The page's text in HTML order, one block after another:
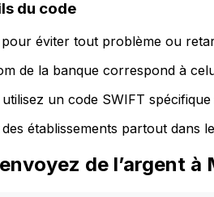
du code
éviter tout problème ou
de la banque correspond à
un code SWIFT
établissements partout dans
de l’argent à